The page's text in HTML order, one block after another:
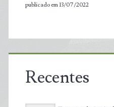
publicado em 13/07/2022
Recentes